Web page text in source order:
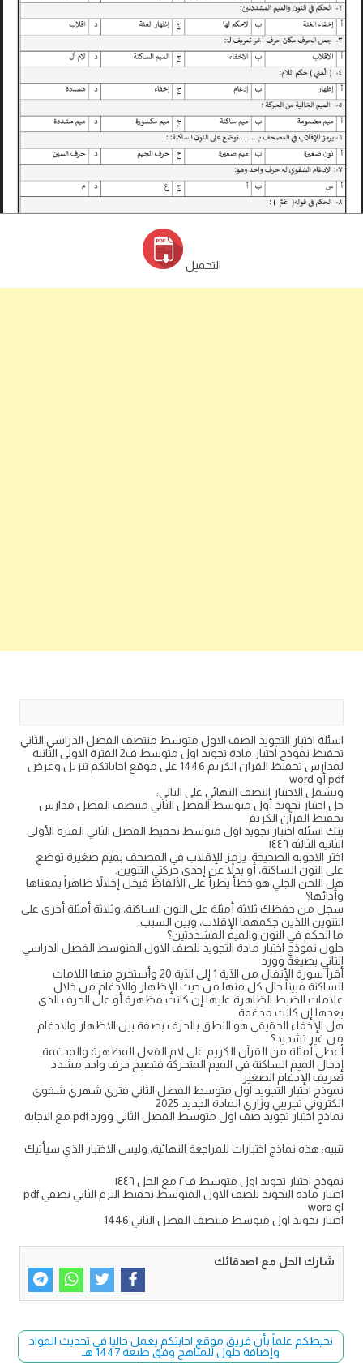
التحميل
اسئلة اختبار التجويد الصف الاول متوسط منتصف الفصل الدراسي الثاني
تحفيظ نموذج اختبار مادة تجويد اول متوسط ف2 الفترة الاولى الثانية
لمدارس تحفيظ القران الكريم 1446 على موقع اجاباتكم تنزيل وعرض
pdf أو word
ويشمل الاختبار النصف النهائي على التالي:
حل اختبار تجويد أول متوسط الفصل الثاني منتصف الفصل مدارس
تحفيظ القرآن الكريم
بنك اسئلة اختبار تجويد اول متوسط تحفيظ الفصل الثاني الفترة الأولى
الثانية الثالثة ١٤٤٦
اختر الاجوبه الصحيحة: يرمز للإقلاب في المصحف بميم صغيرة توضع
على النون الساكنة، أو بدلاً عن إحدى حركتي التنوين.
هل اللحن الجلي هو خطأ يطرأ على الألفاظ فيخل إخلالاً ظاهراً بمعناها
وأدائها؟
سجل من حفظك ثلاثة أمثلة على النون الساكنة، وثلاثة أمثلة أخرى على
التنوين اللذين جكمهما الإقلاب، وبين السبب.
ما الحكم في النون والميم المشددتين؟
حلول نموذج اختبار مادة التجويد للصف الاول المتوسط الفصل الدراسي
الثاني بصيغة وورد
أقرأ سورة الأنفال من الآية 1 إلى الآية 20 وأستخرج منها اللامات
الساكنة مبيناً حال كل منها من حيث الإظهار والادغام من خلال
علامات الضبط الظاهرة عليها إن كانت مظهرة أو على الحرف الذي
بعدها إن كانت مدغمة.
هل الإخفاء الحقيقي هو النطق بالحرف بصفة بين الاظهار والادغام
من غير تشديد؟
أعطي أمثلة من القرآن الكريم على لام الفعل المظهرة والمدغمة.
إدخال الميم الساكنة في الميم المتحركة فتصبح حرف واحد مشدد
تعريف الإدغام الصغير.
نموذج اختبار التجويد اول متوسط الفصل الثاني فتري شهري شفوي
الكتروني تجريبي وزاري المادة الجديد 2025
نماذج اختبار تجويد صف اول متوسط الفصل الثاني وورد pdf مع الاجابة
تنبيه: هذه نماذج اختبارات للمراجعة النهائية، وليس الاختبار الذي سيأتيك
نموذج اختبار تجويد اول متوسط ف٢ مع الحل ١٤٤٦
اختبار مادة التجويد للصف الاول المتوسط تحفيظ الترم الثاني نصفي pdf
او word
اختبار تجويد اول متوسط منتصف الفصل الثاني 1446
شارك الحل مع اصدقائك
نحيطكم علماً بأن فريق موقع اجابتكم يعمل حاليا في تحديث المواد
وإضافة حلول للمناهج وفق طبعة 1447 هـ